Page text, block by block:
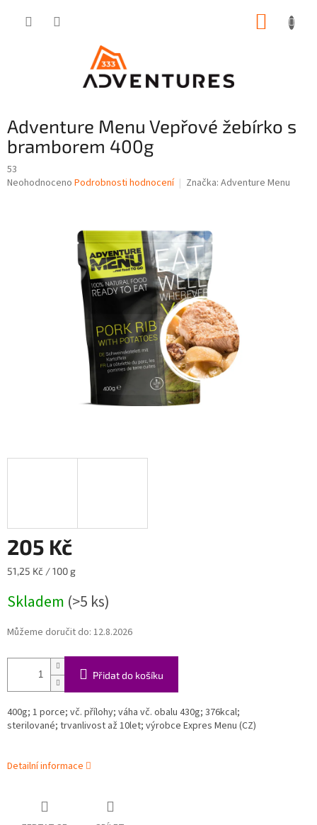
Adventure Menu Vepřové žebírko s
bramborem 400g
53
Průměrné
Neohodnoceno Podrobnosti hodnocení Značka: Adventure Menu
205 Kč
Měrná
51,25 Kč / 100 g
Skladem (>5 ks)
Můžeme doručit do: 12.8.2026
Přidat do košíku
400g; 1 porce; vč. přílohy; váha vč. obalu 430g; 376kcal;
sterilované; trvanlivost až 10let; výrobce Expres Menu (CZ)
Detailní informace